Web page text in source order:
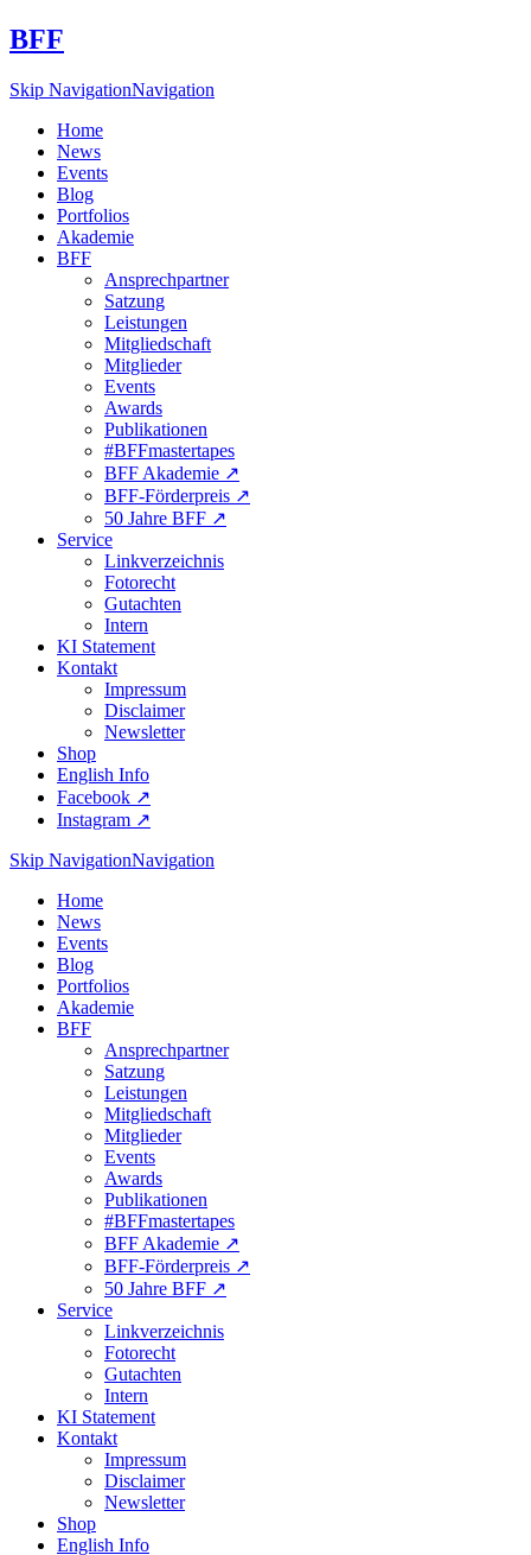
BFF
Skip NavigationNavigation
Home
News
Events
Blog
Portfolios
Akademie
BFF
Ansprechpartner
Satzung
Leistungen
Mitgliedschaft
Mitglieder
Events
Awards
Publikationen
#BFFmastertapes
BFF Akademie ↗︎
BFF-Förderpreis ↗︎
50 Jahre BFF ↗︎
Service
Linkverzeichnis
Fotorecht
Gutachten
Intern
KI Statement
Kontakt
Impressum
Disclaimer
Newsletter
Shop
English Info
Facebook ↗︎
Instagram ↗︎
Skip NavigationNavigation
Home
News
Events
Blog
Portfolios
Akademie
BFF
Ansprechpartner
Satzung
Leistungen
Mitgliedschaft
Mitglieder
Events
Awards
Publikationen
#BFFmastertapes
BFF Akademie ↗︎
BFF-Förderpreis ↗︎
50 Jahre BFF ↗︎
Service
Linkverzeichnis
Fotorecht
Gutachten
Intern
KI Statement
Kontakt
Impressum
Disclaimer
Newsletter
Shop
English Info